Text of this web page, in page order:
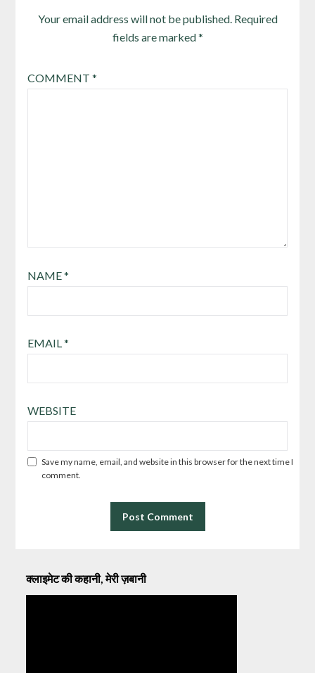
Your email address will not be published. Required
fields are marked*
COMMENT *
NAME*
EMAIL *
WEBSITE
Save my name, email, and website in this browser for the next time I
comment.
क्लाइमेट की कहानी, मेरी ज़बानी